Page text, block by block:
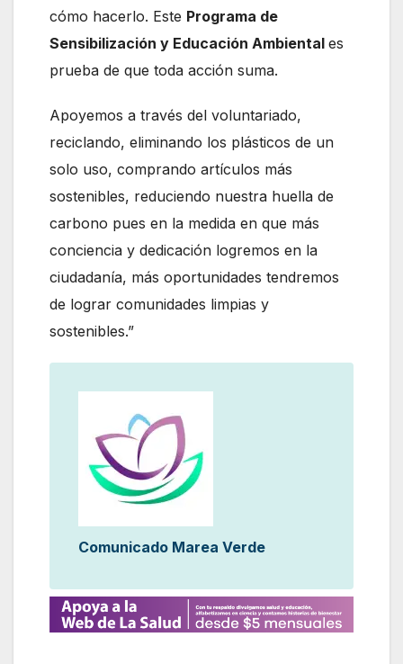
cómo hacerlo. Este Programa de
Sensibilización y Educación Ambiental es
prueba de que toda acción suma.
Apoyemos a través del voluntariado,
reciclando, eliminando los plásticos de un
solo uso, comprando artículos más
sostenibles, reduciendo nuestra huella de
carbono pues en la medida en que más
conciencia y dedicación logremos en la
ciudadanía, más oportunidades tendremos
de lograr comunidades limpias y
sostenibles.”
Comunicado Marea Verde